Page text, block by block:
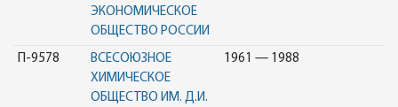
ЭКОНОМИЧЕСКОЕ
ОБЩЕСТВО РОССИИ
П-9578
ВСЕСОЮЗНОЕ
ХИМИЧЕСКОЕ
ОБЩЕСТВО ИМ. Д.И.
1961 — 1988